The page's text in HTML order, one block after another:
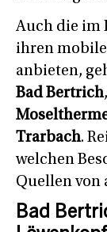
Auch die im
ihren
anbieten,
Bad Bertrich
Trarbach.
welchen
Quellen von
Bad